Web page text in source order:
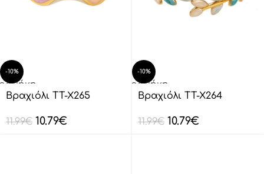
-10%
Βραχιόλι TT-X265
11.99€ 10.79€
-10%
Προσθήκη
καλάθι
Βραχιόλι TT-X264
11.99€ 10.79€